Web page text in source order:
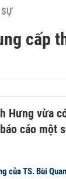
cấp
Hưng vừa
cáo một
của TS. Bùi